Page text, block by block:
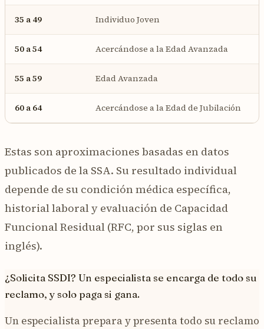
35 a 49 Individuo Joven
50 a 54 Acercándose a la Edad Avanzada
55 a 59 Edad Avanzada
60 a 64 Acercándose a la Edad de Jubilación
Estas son aproximaciones basadas en datos
publicados de la SSA. Su resultado individual
depende de su condición médica específica,
historial laboral y evaluación de Capacidad
Funcional Residual (RFC, por sus siglas en
inglés).
¿Solicita SSDI? Un especialista se encarga de todo su
reclamo, y solo paga si gana.
Un especialista prepara y presenta todo su reclamo